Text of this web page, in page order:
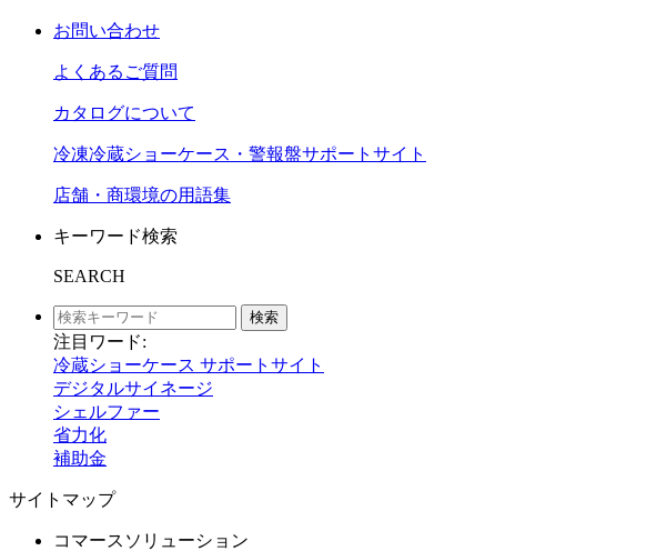
お問い合わせ
よくあるご質問
カタログについて
冷凍冷蔵ショーケース・警報盤サポートサイト
店舗・商環境の用語集
キーワード検索
SEARCH
検索
注目ワード:
冷蔵ショーケース サポートサイト
デジタルサイネージ
シェルファー
省力化
補助金
サイトマップ
コマースソリューション